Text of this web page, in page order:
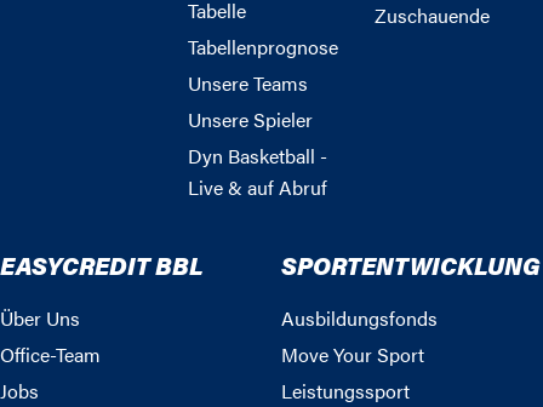
Tabelle
Tabellenprognose
Unsere Teams
Unsere Spieler
Dyn Basketball -
Live & auf Abruf
Zuschauende
EASYCREDIT BBL
Über Uns
Office-Team
Jobs
SPORTENTWICKLUNG
Ausbildungsfonds
Move Your Sport
Leistungssport